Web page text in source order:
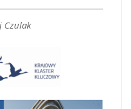
Czulak